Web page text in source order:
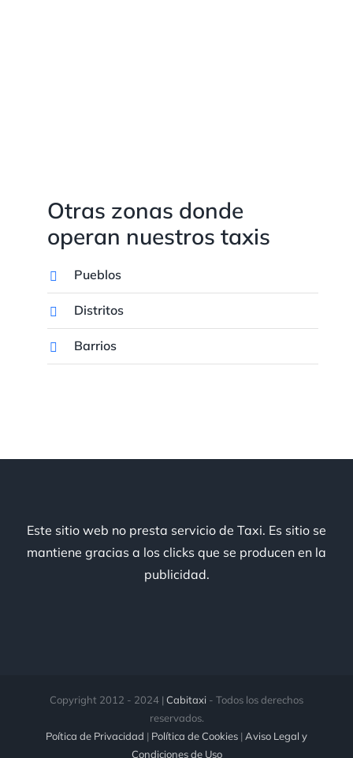
Otras zonas donde
operan nuestros taxis
Pueblos
Distritos
Barrios
Este sitio web no presta servicio de Taxi. Es sitio se
mantiene gracias a los clicks que se producen en la
publicidad.
Copyright 2012 - 2024 | Cabitaxi - Todos los derechos
reservados.
Poítica de Privacidad | Política de Cookies | Aviso Legal y
Condiciones de Uso